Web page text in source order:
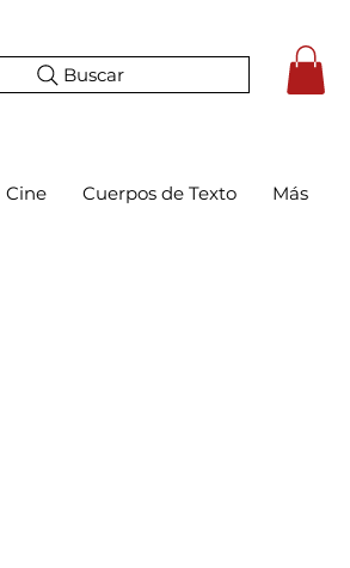
Buscar
Cine Cuerpos de Texto Más